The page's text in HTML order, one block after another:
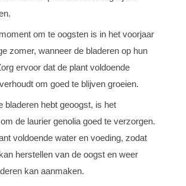
om te oogsten is in het voorjaar
zomer, wanneer de bladeren op hun
ervoor dat de plant voldoende
om goed te blijven groeien.
bladeren hebt geoogst, is het
de laurier genolia goed te verzorgen.
voldoende water en voeding, zodat
herstellen van de oogst en weer
kan aanmaken.